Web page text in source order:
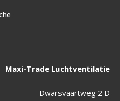
Maxi-Trade Luchtventilatie
Dwarsvaartweg 2 D